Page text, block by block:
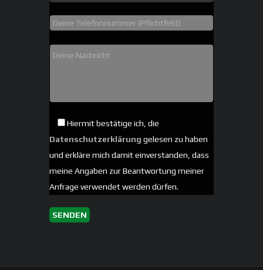
Hiermit bestätige ich, die
Datenschutzerklärung gelesen zu haben
und erkläre mich damit einverstanden, dass
meine Angaben zur Beantwortung meiner
Anfrage verwendet werden dürfen.